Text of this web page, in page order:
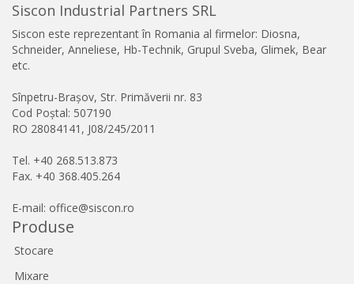
Siscon Industrial Partners SRL
Siscon este reprezentant în Romania al firmelor: Diosna,
Schneider, Anneliese, Hb-Technik, Grupul Sveba, Glimek, Bear
etc.
Sînpetru-Brașov, Str. Primăverii nr. 83
Cod Poștal: 507190
RO 28084141, J08/245/2011
Tel. +40 268.513.873
Fax. +40 368.405.264
E-mail: office@siscon.ro
Produse
Stocare
Mixare